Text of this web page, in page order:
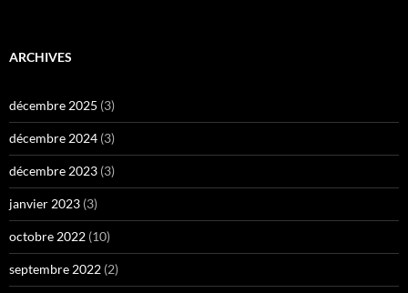
ARCHIVES
décembre 2025 (3)
décembre 2024 (3)
décembre 2023 (3)
janvier 2023 (3)
octobre 2022 (10)
septembre 2022 (2)